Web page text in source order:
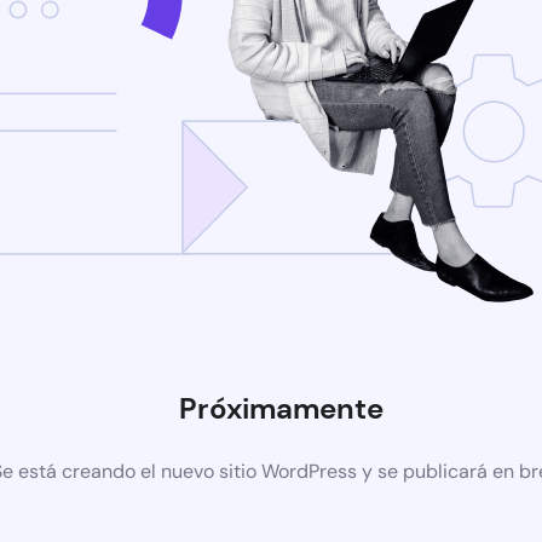
Próximamente
está creando el nuevo sitio WordPress y se publicará en